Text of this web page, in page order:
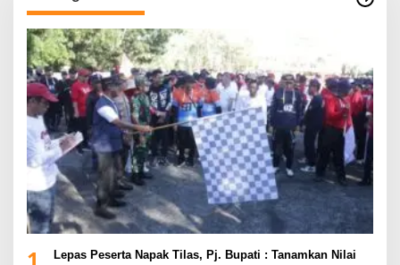
Lepas Peserta Napak Tilas, Pj. Bupati : Tanamkan Nilai